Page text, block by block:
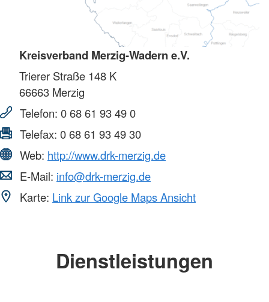
Kreisverband Merzig-Wadern e.V.
Trierer Straße 148 K
66663 Merzig
Telefon: 0 68 61 93 49 0
Telefax: 0 68 61 93 49 30
Web: http://www.drk-merzig.de
E-Mail: info@drk-merzig.de
Karte: Link zur Google Maps Ansicht
Dienstleistungen